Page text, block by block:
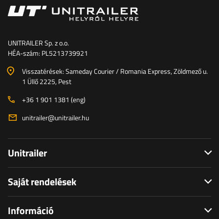
UNITRAILER Sp. z o.o.
HÉA-szám: PL5213739921
Visszatérések: Sameday Courier / Romania Express, Zöldmező u.
1 Üllő 2225, Pest
+36 1 901 1381 (eng)
unitrailer@unitrailer.hu
Unitrailer
Saját rendelések
Információ